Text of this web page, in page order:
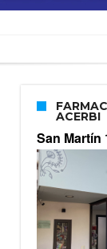
ACERBI
San Martín